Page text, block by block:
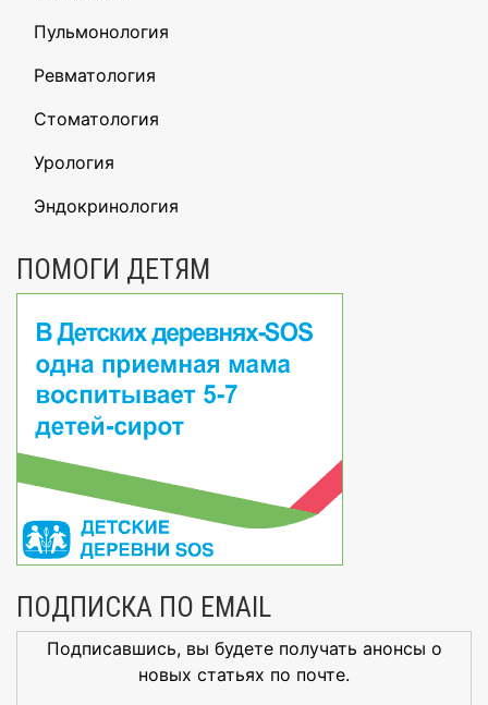
Пульмонология
Ревматология
Стоматология
Урология
Эндокринология
ПОМОГИ ДЕТЯМ
ПОДПИСКА ПО EMAIL
Подписавшись, вы будете получать анонсы о
новых статьях по почте.